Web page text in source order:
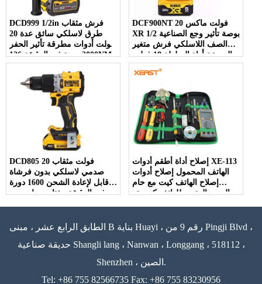
DCD999 1/2in فرش مثقاب
طرق لاسلكي سائق عدة 20
فولت أدوات مطرقة تأثير الحفر
2000 دورة في الدقيقة 126NM
محرك متغير
DCF900NT 20 فولت ماكس
XR 1/2 بوصة تأثير وجع الصناعية
الصف اللاسلكي فرش متغير
السرعة أداة السلطة 18 فولت
تصنيف
DCD805 20 فولت مثقاب
صدمي لاسلكي بدون فرشاة
قابل لإعادة الشحن 1600 دورة
في الدقيقة مفتاح ربط مدمج
إصلاح أداة أطقم أدوات XE-113
الهاتف المحمول إصلاح أدوات
إصلاح الهاتف كيت مع حام
الحديد المتعدد للهاتف كمبيوتر
الطابق الرابع عشر ، مبنى B بناية Huayi ، رقم 9 من Pingji Blvd ،
حديقة صناعية Shangli lang ، Nanwan ، Longgang ، 518112 ،
Shenzhen ، الصين.
Tel: +86 755 82566735 Fax: +86 755 83230956